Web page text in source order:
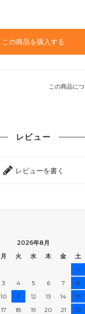
この商品を購入する
この商品に
レビュー
レビューを書く
2026年8月
月 火 水 木 金
土
1
3 4 5 6 7
8
10 11 12 13 14
15
17 18 19 20 21
22